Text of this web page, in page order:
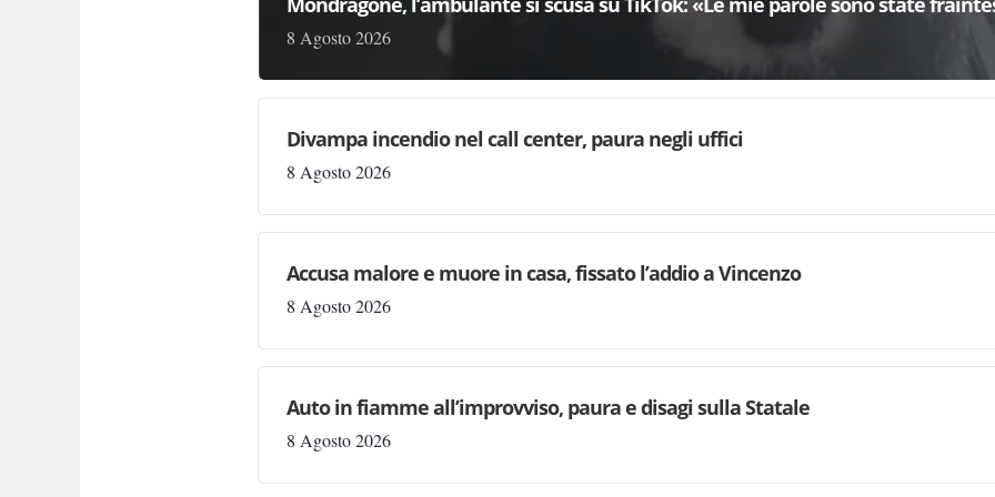
8 Agosto 2026
Divampa incendio nel call center, paura negli uffici
8 Agosto 2026
Accusa malore e muore in casa, fissato l’addio a Vincenzo
8 Agosto 2026
Auto in fiamme all’improvviso, paura e disagi sulla Statale
8 Agosto 2026